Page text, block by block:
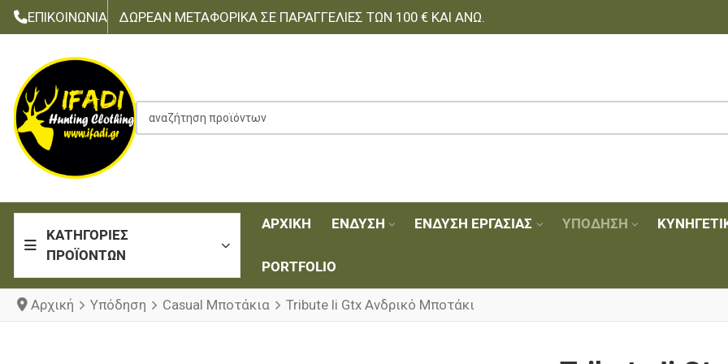
ΕΠΙΚΟΙΝΩΝΊΑ ΔΩΡΕΆΝ ΜΕΤΑΦΟΡΙΚΆ ΣΕ ΠΑΡΑΓΓΕΛΊΕΣ ΤΩΝ 100 € ΚΑΙ ΆΝΩ.
αναζήτηση προϊόντων
ΚΑΤΗΓΟΡΊΕΣ
ΠΡΟΪΌΝΤΩΝ
ΑΡΧΙΚΉ ΈΝΔΥΣΗ ΈΝΔΥΣΗ ΕΡΓΑΣΊΑΣ ΥΠΌΔΗΣΗ
PORTFOLIO
Αρχική Υπόδηση Casual Μποτάκια Tribute Ii Gtx Ανδρικό Μποτάκι